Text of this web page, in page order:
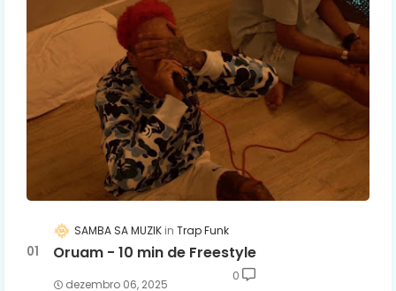
SAMBA SA MUZIK Trap Funk
Oruam - 10 min de Freestyle
dezembro 06, 2025
0